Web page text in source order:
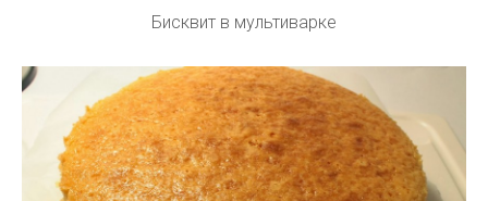
Бисквит в мультиварке